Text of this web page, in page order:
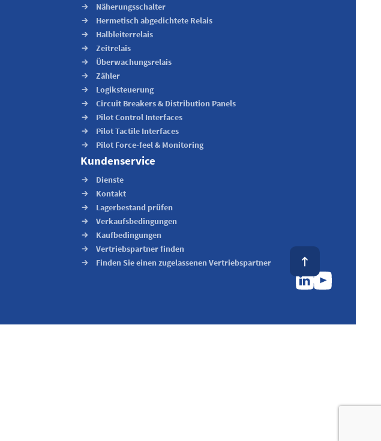
Näherungsschalter
Hermetisch abgedichtete Relais
Halbleiterrelais
Zeitrelais
Überwachungsrelais
Zähler
Logiksteuerung
Circuit Breakers & Distribution Panels
Pilot Control Interfaces
Pilot Tactile Interfaces
Pilot Force-feel & Monitoring
Kundenservice
Dienste
Kontakt
Lagerbestand prüfen
Verkaufsbedingungen
Kaufbedingungen
Vertriebspartner finden
Finden Sie einen zugelassenen Vertriebspartner